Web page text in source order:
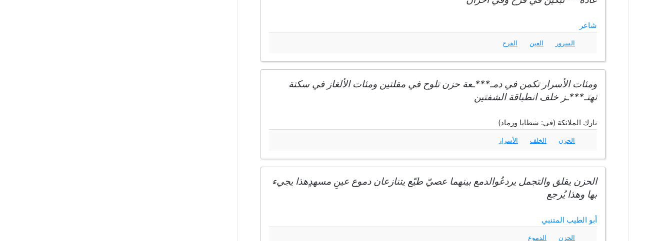
شاعر
السرور العين الفرح
ومئات الأسرار تكمن في دمـ***ـعة حزن تلوح في مقلتين ومئات الألغاز في سكتة
تهتـ***ـز خلف انطباقة الشفتين
نازك الملائكة (في: شظايا ورماد)
الحزن الخلف الأسرار
الحزن يقلق والتجمل يردعُوالدمع بينهما عصيّ طيّع يتنازعان دموع عينِ مسهدٍهذا يجيء
بها وهذا يُرجع
أبو الطيب المتنبي
الحزن الدموع